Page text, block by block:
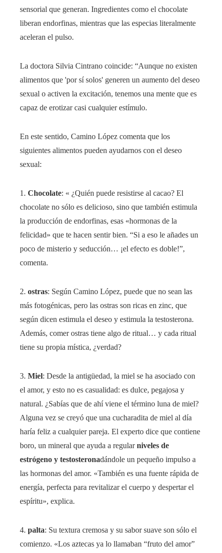
sensorial que generan. Ingredientes como el chocolate
liberan endorfinas, mientras que las especias literalmente
aceleran el pulso.
La doctora Silvia Cintrano coincide: “Aunque no existen
alimentos que 'por sí solos' generen un aumento del deseo
sexual o activen la excitación, tenemos una mente que es
capaz de erotizar casi cualquier estímulo.
En este sentido, Camino López comenta que los
siguientes alimentos pueden ayudarnos con el deseo
sexual:
1. Chocolate: « ¿Quién puede resistirse al cacao? El
chocolate no sólo es delicioso, sino que también estimula
la producción de endorfinas, esas «hormonas de la
felicidad» que te hacen sentir bien. “Si a eso le añades un
poco de misterio y seducción… ¡el efecto es doble!”,
comenta.
2. ostras: Según Camino López, puede que no sean las
más fotogénicas, pero las ostras son ricas en zinc, que
según dicen estimula el deseo y estimula la testosterona.
Además, comer ostras tiene algo de ritual… y cada ritual
tiene su propia mística, ¿verdad?
3. Miel: Desde la antigüedad, la miel se ha asociado con
el amor, y esto no es casualidad: es dulce, pegajosa y
natural. ¿Sabías que de ahí viene el término luna de miel?
Alguna vez se creyó que una cucharadita de miel al día
haría feliz a cualquier pareja. El experto dice que contiene
boro, un mineral que ayuda a regularniveles de
estrógeno y testosteronadándole un pequeño impulso a
las hormonas del amor. «También es una fuente rápida de
energía, perfecta para revitalizar el cuerpo y despertar el
espíritu», explica.
4. palta: Su textura cremosa y su sabor suave son sólo el
comienzo. «Los aztecas ya lo llamaban “fruto del amor”